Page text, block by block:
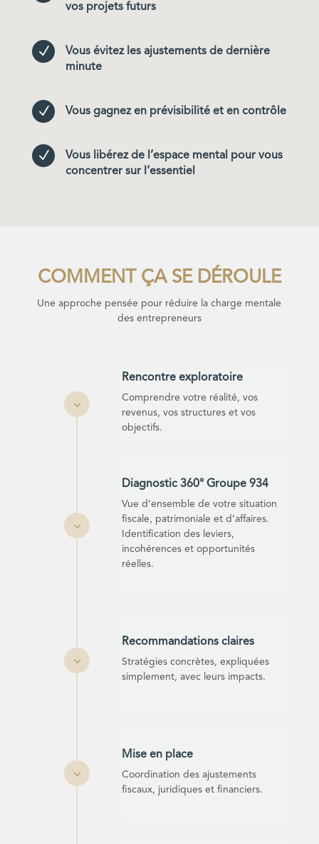
vos projets futurs
N
Vous évitez les ajustements de dernière
minute
N Vous gagnez en prévisibilité et en contrôle
N
Vous libérez de l’espace mental pour vous
concentrer sur l’essentiel
COMMENT ÇA SE DÉROULE
Une approche pensée pour réduire la charge mentale
des entrepreneurs
3
Rencontre exploratoire
Comprendre votre réalité, vos
revenus, vos structures et vos
objectifs.
3
Diagnostic 360° Groupe 934
Vue d’ensemble de votre situation
fiscale, patrimoniale et d’affaires.
Identification des leviers,
incohérences et opportunités
réelles.
3
Recommandations claires
Stratégies concrètes, expliquées
simplement, avec leurs impacts.
3
Mise en place
Coordination des ajustements
fiscaux, juridiques et financiers.